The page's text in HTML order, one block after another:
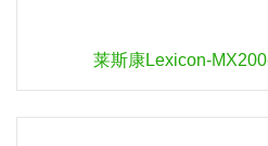
莱斯康Lexicon-